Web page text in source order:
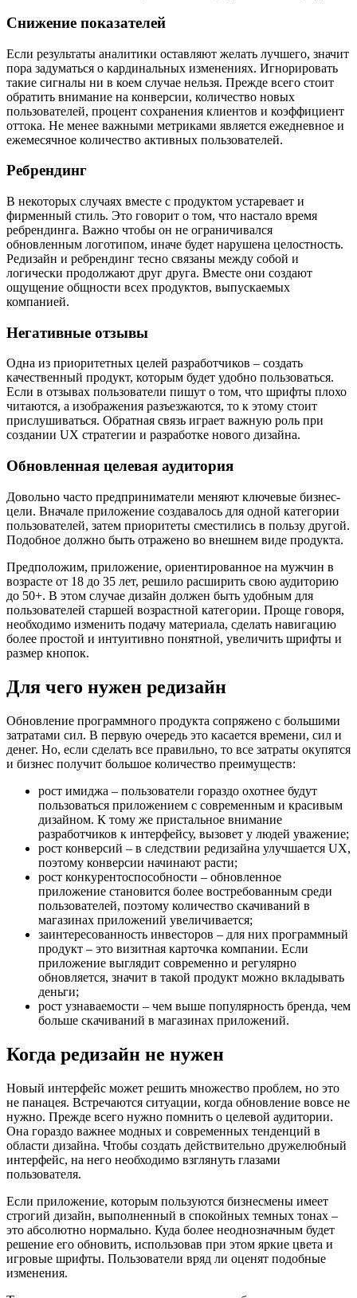
Снижение показателей
Если результаты аналитики оставляют желать лучшего, значит
пора задуматься о кардинальных изменениях. Игнорировать
такие сигналы ни в коем случае нельзя. Прежде всего стоит
обратить внимание на конверсии, количество новых
пользователей, процент сохранения клиентов и коэффициент
оттока. Не менее важными метриками является ежедневное и
ежемесячное количество активных пользователей.
Ребрендинг
В некоторых случаях вместе с продуктом устаревает и
фирменный стиль. Это говорит о том, что настало время
ребрендинга. Важно чтобы он не ограничивался
обновленным логотипом, иначе будет нарушена целостность.
Редизайн и ребрендинг тесно связаны между собой и
логически продолжают друг друга. Вместе они создают
ощущение общности всех продуктов, выпускаемых
компанией.
Негативные отзывы
Одна из приоритетных целей разработчиков – создать
качественный продукт, которым будет удобно пользоваться.
Если в отзывах пользователи пишут о том, что шрифты плохо
читаются, а изображения разъезжаются, то к этому стоит
прислушиваться. Обратная связь играет важную роль при
создании UX стратегии и разработке нового дизайна.
Обновленная целевая аудитория
Довольно часто предприниматели меняют ключевые бизнес-
цели. Вначале приложение создавалось для одной категории
пользователей, затем приоритеты сместились в пользу другой.
Подобное должно быть отражено во внешнем виде продукта.
Предположим, приложение, ориентированное на мужчин в
возрасте от 18 до 35 лет, решило расширить свою аудиторию
до 50+. В этом случае дизайн должен быть удобным для
пользователей старшей возрастной категории. Проще говоря,
необходимо изменить подачу материала, сделать навигацию
более простой и интуитивно понятной, увеличить шрифты и
размер кнопок.
Для чего нужен редизайн
Обновление программного продукта сопряжено с большими
затратами сил. В первую очередь это касается времени, сил и
денег. Но, если сделать все правильно, то все затраты окупятся
и бизнес получит большое количество преимуществ:
рост имиджа – пользователи гораздо охотнее будут
пользоваться приложением с современным и красивым
дизайном. К тому же пристальное внимание
разработчиков к интерфейсу, вызовет у людей уважение;
рост конверсий – в следствии редизайна улучшается UX,
поэтому конверсии начинают расти;
рост конкурентоспособности – обновленное
приложение становится более востребованным среди
пользователей, поэтому количество скачиваний в
магазинах приложений увеличивается;
заинтересованность инвесторов – для них программный
продукт – это визитная карточка компании. Если
приложение выглядит современно и регулярно
обновляется, значит в такой продукт можно вкладывать
деньги;
рост узнаваемости – чем выше популярность бренда, чем
больше скачиваний в магазинах приложений.
Когда редизайн не нужен
Новый интерфейс может решить множество проблем, но это
не панацея. Встречаются ситуации, когда обновление вовсе не
нужно. Прежде всего нужно помнить о целевой аудитории.
Она гораздо важнее модных и современных тенденций в
области дизайна. Чтобы создать действительно дружелюбный
интерфейс, на него необходимо взглянуть глазами
пользователя.
Если приложение, которым пользуются бизнесмены имеет
строгий дизайн, выполненный в спокойных темных тонах –
это абсолютно нормально. Куда более неоднозначным будет
решение его обновить, использовав при этом яркие цвета и
игровые шрифты. Пользователи вряд ли оценят подобные
изменения.